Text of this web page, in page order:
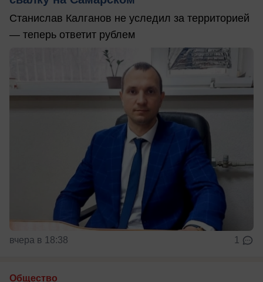
Станислав Калганов не уследил за территорией
— теперь ответит рублем
вчера в 18:38 1
Общество